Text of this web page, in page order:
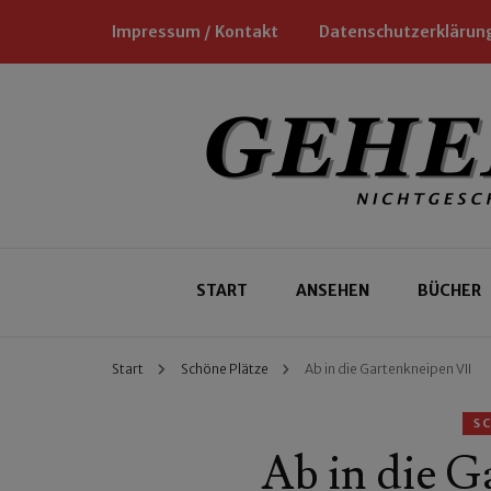
Impressum / Kontakt
START ANSEHEN BÜCHER
Start Schöne Plätze Ab in die Gartenkneipen VII
Ab in die